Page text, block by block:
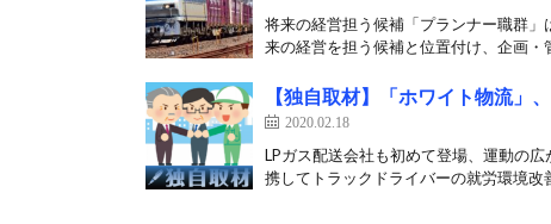
将来の経営担う候補「プランナー職群
来の経営を担う候補と位置付け、企画・
【独自取材】「ホワイト物流」
2020.02.18
LPガス配送会社も初めて登場、運動の
携してトラックドライバーの就労環境改